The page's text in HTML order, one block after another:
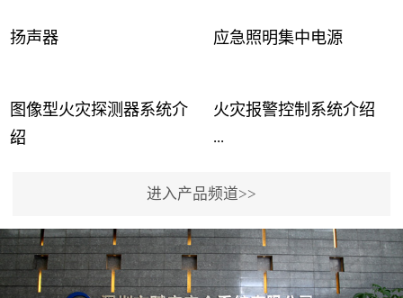
扬声器 应急照明集中电源
图像型火灾探测器系统介
绍
...
事故频发，传统的火灾探
测方法已无法满足要求。
尤其是目前众多的大型影
火灾报警控制系统介绍
...
用了具有仲裁机制和冗余
校验的总线传输技术、线
路状态检测与保护技术、
进入产品频道>>